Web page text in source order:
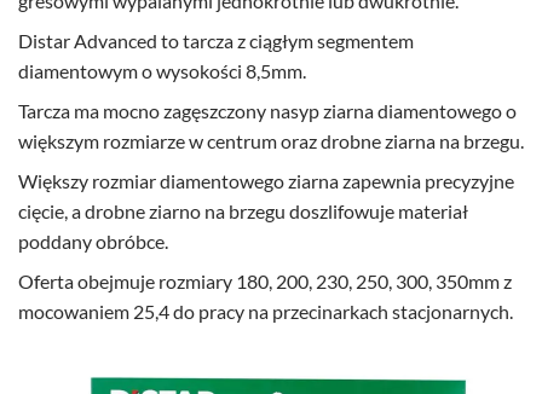
Distar Advanced to tarcza z ciągłym segmentem
diamentowym o wysokości 8,5mm.
Tarcza ma mocno zagęszczony nasyp ziarna diamentowego o
większym rozmiarze w centrum oraz drobne ziarna na brzegu.
Większy rozmiar diamentowego ziarna zapewnia precyzyjne
cięcie, a drobne ziarno na brzegu doszlifowuje materiał
poddany obróbce.
Oferta obejmuje rozmiary 180, 200, 230, 250, 300, 350mm z
mocowaniem 25,4 do pracy na przecinarkach stacjonarnych.